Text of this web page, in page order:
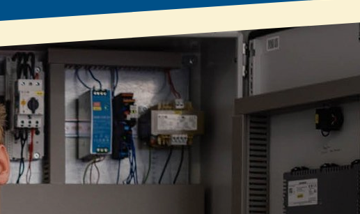
Bauherren-
Wissen
Bauherren
Dämmratgeber
Eigenschaften &
Downloads
Preisliste
Gut zu wissen